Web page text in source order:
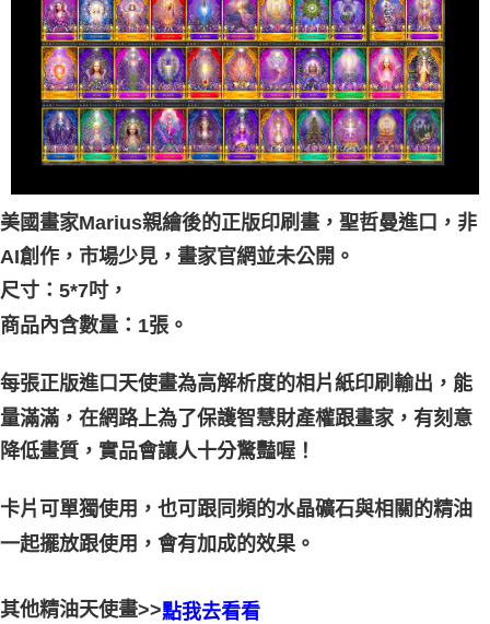
付款後門市自取
免運費
美國畫家Marius親繪後的正版印刷畫，聖哲曼進口，非
AI創作，市場少見，畫家官網並未公開。
尺寸：5*7吋，
商品內含數量：1張。
每張正版進口天使畫為高解析度的相片紙印刷輸出，能
量滿滿，在網路上為了保護智慧財產權跟畫家，有刻意
降低畫質，實品會讓人十分驚豔喔！
卡片可單獨使用，也可跟同頻的水晶礦石與相關的精油
一起擺放跟使用，會有加成的效果。
其他精油天使畫>>點我去看看